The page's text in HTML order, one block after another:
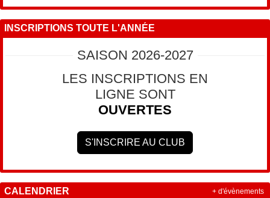
INSCRIPTIONS TOUTE L'ANNÉE
SAISON 2026-2027
LES INSCRIPTIONS EN
LIGNE SONT
OUVERTES
S'INSCRIRE AU CLUB
CALENDRIER + d'évènements